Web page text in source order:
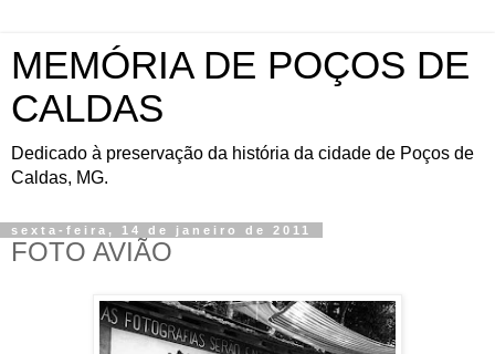
MEMÓRIA DE POÇOS DE
CALDAS
Dedicado à preservação da história da cidade de Poços de
Caldas, MG.
sexta-feira, 14 de janeiro de 2011
FOTO AVIÃO